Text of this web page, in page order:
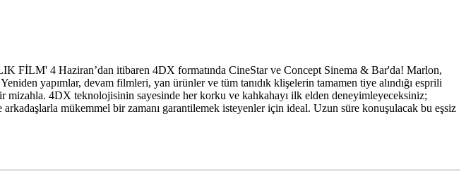
FİLM' 4 Haziran’dan itibaren 4DX formatında CineStar ve Concept Sinema & Bar'da! Marlon,
yapımlar, devam filmleri, yan ürünler ve tüm tanıdık klişelerin tamamen tiye alındığı esprili
4DX teknolojisinin sayesinde her korku ve kahkahayı ilk elden deneyimleyeceksiniz;
mükemmel bir zamanı garantilemek isteyenler için ideal. Uzun süre konuşulacak bu eşsiz